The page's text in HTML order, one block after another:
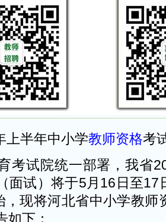
上半年中小学教师资格考
考试院统一部署，我省
面试）将于5月16日至17
，现将河北省中小学教师
如下：